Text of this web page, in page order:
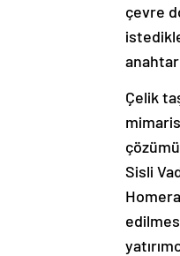
çevre
Çelik
Sisli